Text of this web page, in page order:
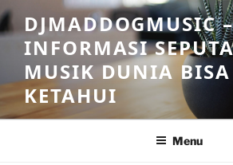
Skip
to
content
DJMADDOGMUSIC –
INFORMASI
MUSIK DUNIA
KETAHUI
Menu